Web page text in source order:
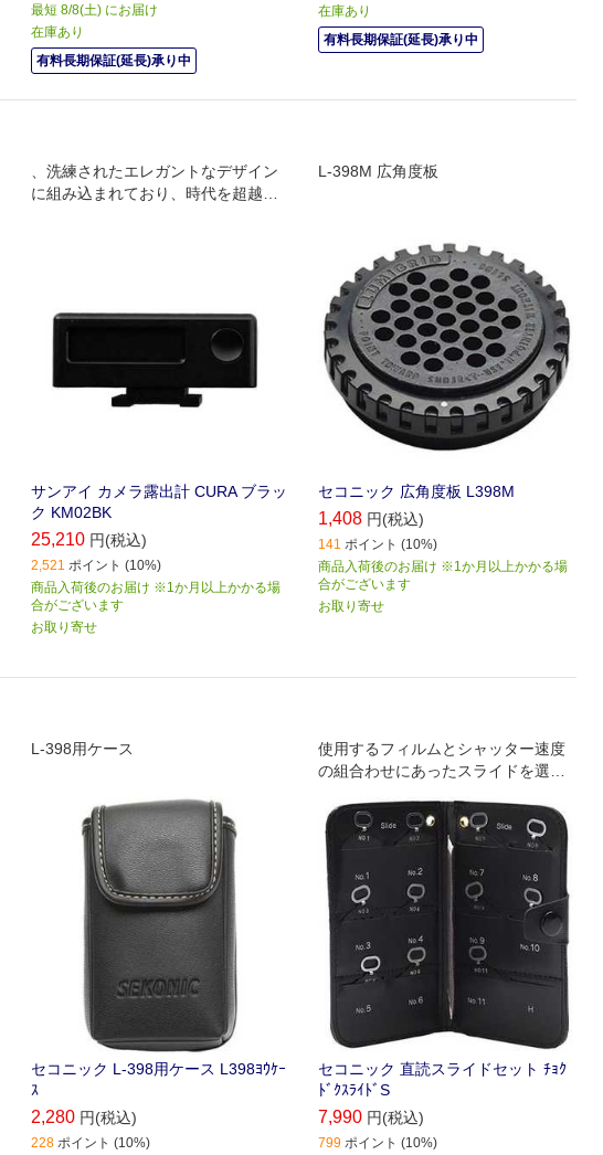
最短 8/8(土) にお届け
在庫あり
有料長期保証(延長)承り中
在庫あり
有料長期保証(延長)承り中
、洗練されたエレガントなデザイン
に組み込まれており、時代を超越し
サンアイ カメラ露出計 CURA ブラッ
ク KM02BK
25,210 円(税込)
2,521 ポイント (10%)
商品入荷後のお届け ※1か月以上かかる場
合がございます
お取り寄せ
L-398M 広角度板
セコニック 広角度板 L398M
1,408 円(税込)
141 ポイント (10%)
商品入荷後のお届け ※1か月以上かかる場
合がございます
お取り寄せ
L-398用ケース
セコニック L-398用ケース L398ﾖｳｹｰ
ｽ
2,280 円(税込)
228 ポイント (10%)
使用するフィルムとシャッター速度
の組合わせにあったスライドを選択
により､測定後のダイヤルリングの操
作なしに適正絞り値を直読すること
ができます｡
セコニック 直読スライドセット ﾁｮｸ
ﾄﾞｸｽﾗｲﾄﾞS
7,990 円(税込)
799 ポイント (10%)